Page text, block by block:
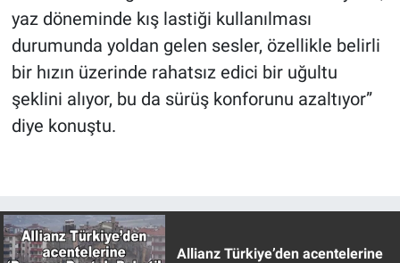
yaz döneminde kış lastiği kullanılması
durumunda yoldan gelen sesler, özellikle belirli
bir hızın üzerinde rahatsız edici bir uğultu
şeklini alıyor, bu da sürüş konforunu azaltıyor”
diye konuştu.
Allianz Türkiye’den acentelerine